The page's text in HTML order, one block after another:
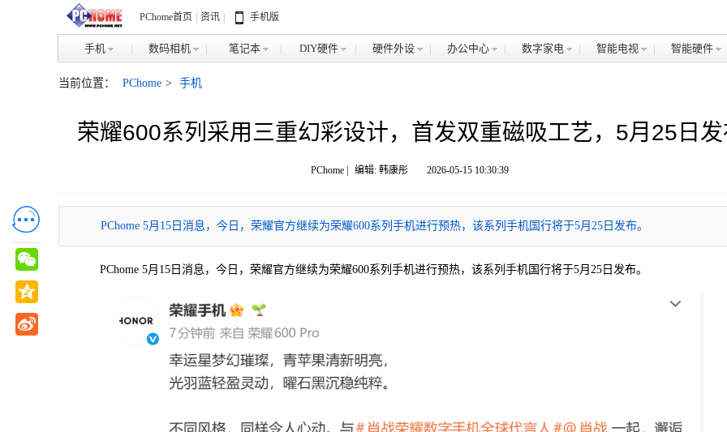
PChome首页 资讯 手机版
手机 数码相机 笔记本 DIY硬件 硬件外设 办公中心 数字家电 智能电视 智能硬件
当前位置： PChome > 手机
荣耀600系列采用三重幻彩设计，首发双重磁吸工艺，5月25日
PChome | 编辑: 韩康彤 2026-05-15 10:30:39
PChome 5月15日消息，今日，荣耀官方继续为荣耀600系列手机进行预热，该系列手机国行将于5月25日发布。
PChome 5月15日消息，今日，荣耀官方继续为荣耀600系列手机进行预热，该系列手机国行将于5月25日发布。